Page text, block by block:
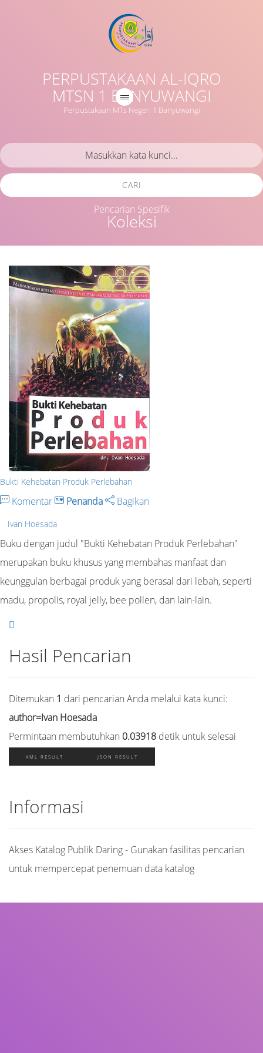
PERPUSTAKAAN AL-IQRO
MTSN 1 BANYUWANGI
Perpustakaan MTs Negeri 1 Banyuwangi
Koleksi
CARI
Pencarian Spesifik
Bukti Kehebatan Produk Perlebahan
Komentar Penanda Bagikan
Ivan Hoesada
Buku dengan judul "Bukti Kehebatan Produk Perlebahan"
merupakan buku khusus yang membahas manfaat dan
keunggulan berbagai produk yang berasal dari lebah, seperti
madu, propolis, royal jelly, bee pollen, dan lain-lain.
Hasil Pencarian
Ditemukan 1 dari pencarian Anda melalui kata kunci:
author=Ivan Hoesada
Permintaan membutuhkan 0.03918 detik untuk selesai
XML RESULT JSON RESULT
Informasi
Akses Katalog Publik Daring - Gunakan fasilitas pencarian
untuk mempercepat penemuan data katalog